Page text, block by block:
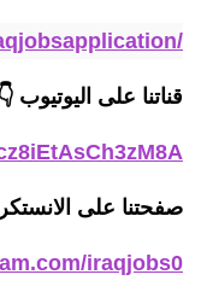
قناتنا على اليوتيوب 👇
صفحتنا على
iraqjobs0/